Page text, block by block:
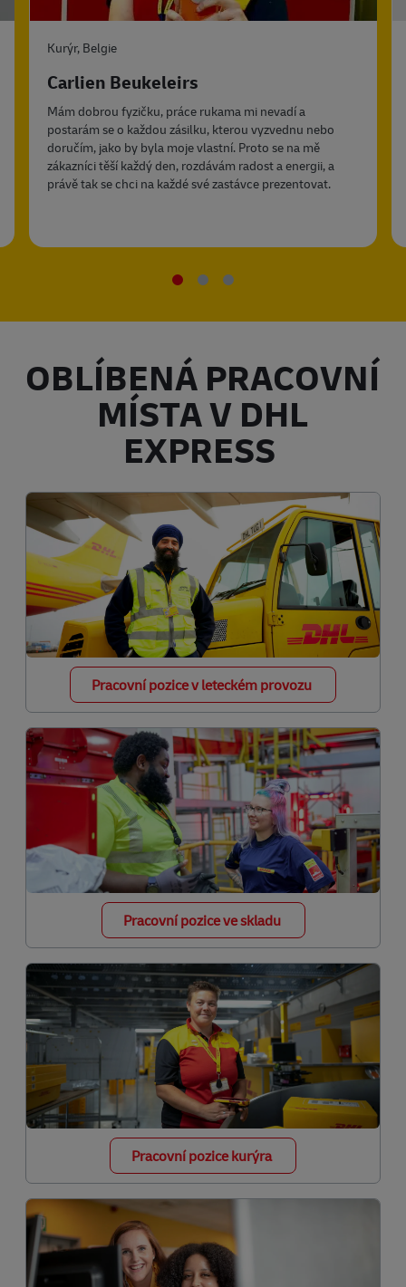
Kurýr, Belgie
Carlien Beukeleirs
Mám dobrou fyzičku, práce rukama mi nevadí a
postarám se o každou zásilku, kterou vyzvednu nebo
doručím, jako by byla moje vlastní. Proto se na mě
zákazníci těší každý den, rozdávám radost a energii, a
právě tak se chci na každé své zastávce prezentovat.
OBLÍBENÁ PRACOVNÍ
MÍSTA V DHL
EXPRESS
Pracovní pozice v leteckém provozu
Pracovní pozice ve skladu
Pracovní pozice kurýra